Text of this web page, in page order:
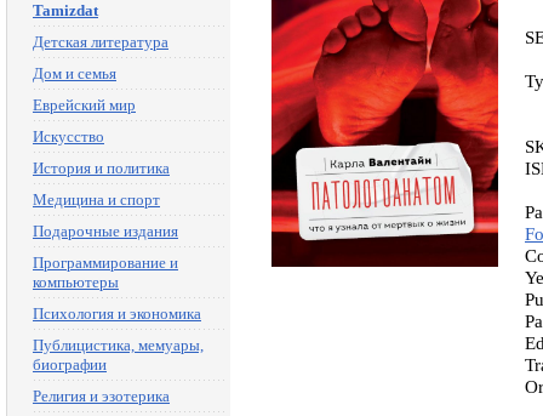
Tamizdat
Детская литература
Дом и семья
Еврейский мир
Искусство
История и политика
Медицина и спорт
Подарочные издания
Программирование и
компьютеры
Психология и экономика
Публицистика, мемуары,
биографии
Религия и эзотерика